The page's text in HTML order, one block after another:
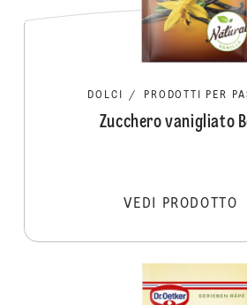
DOLCI / PRODOTTI PER
Zucchero vanigliato
VEDI PRODOTTO